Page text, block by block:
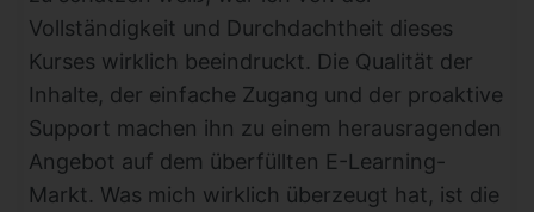
Vollständigkeit und Durchdachtheit dieses
Kurses wirklich beeindruckt. Die Qualität der
Inhalte, der einfache Zugang und der proaktive
Support machen ihn zu einem herausragenden
Angebot auf dem überfüllten E-Learning-
Markt. Was mich wirklich überzeugt hat, ist die